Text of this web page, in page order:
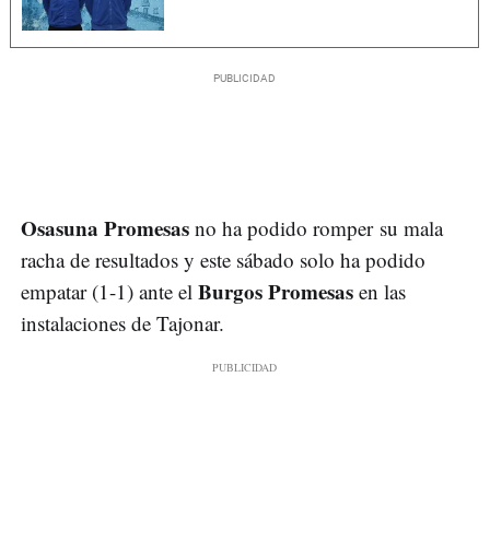
Osasuna Promesas no ha podido romper su mala
racha de resultados y este sábado solo ha podido
empatar (1-1) ante el Burgos Promesas en las
instalaciones de Tajonar.